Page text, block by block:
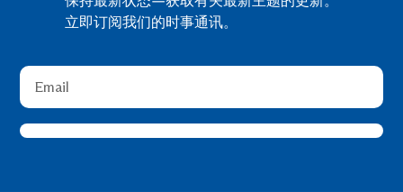
立即订阅我们的时事通讯。